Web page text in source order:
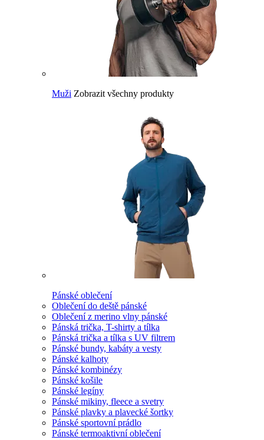
Muži Zobrazit všechny produkty
Pánské oblečení
Oblečení do deště pánské
Oblečení z merino vlny pánské
Pánská trička, T-shirty a tílka
Pánská trička a tílka s UV filtrem
Pánské bundy, kabáty a vesty
Pánské kalhoty
Pánské kombinézy
Pánské košile
Pánské legíny
Pánské mikiny, fleece a svetry
Pánské plavky a plavecké šortky
Pánské sportovní prádlo
Pánské termoaktivní oblečení